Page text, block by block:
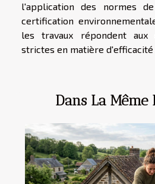
l'application des normes
certification
les travaux répondent aux
strictes en matière
Dans La Même